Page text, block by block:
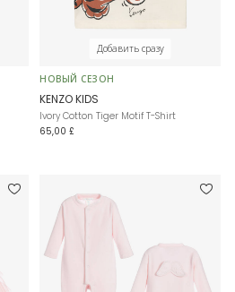
Добавить сразу
НОВЫЙ СЕЗОН
KENZO KIDS
Ivory Cotton Tiger Motif T-Shirt
65,00 £